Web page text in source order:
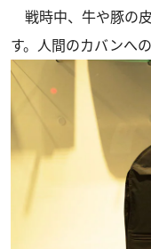
戦時中、牛や豚の
す。人間のカバンへ